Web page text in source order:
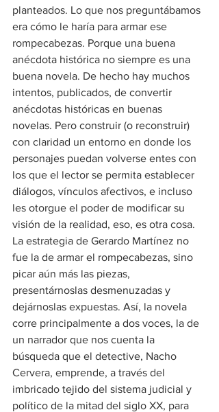
planteados. Lo que nos preguntábamos
era cómo le haría para armar ese
rompecabezas. Porque una buena
anécdota histórica no siempre es una
buena novela. De hecho hay muchos
intentos, publicados, de convertir
anécdotas históricas en buenas
novelas. Pero construir (o reconstruir)
con claridad un entorno en donde los
personajes puedan volverse entes con
los que el lector se permita establecer
diálogos, vínculos afectivos, e incluso
les otorgue el poder de modificar su
visión de la realidad, eso, es otra cosa.
La estrategia de Gerardo Martínez no
fue la de armar el rompecabezas, sino
picar aún más las piezas,
presentárnoslas desmenuzadas y
dejárnoslas expuestas. Así, la novela
corre principalmente a dos voces, la de
un narrador que nos cuenta la
búsqueda que el detective, Nacho
Cervera, emprende, a través del
imbricado tejido del sistema judicial y
político de la mitad del siglo XX, para